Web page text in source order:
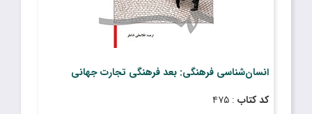
انسان‌شناسی فرهنگی: بعد فرهنگی تجارت جهانی
کد کتاب : ۴۷۵